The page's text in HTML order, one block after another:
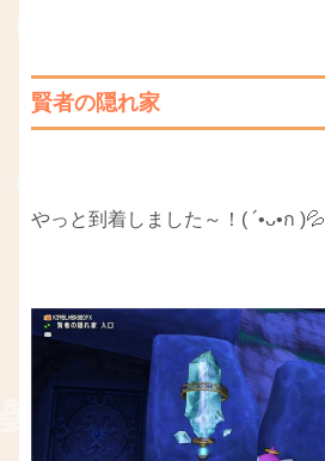
賢者の隠れ家
やっと到着しました～！( ´•ᴗ•ก )💦